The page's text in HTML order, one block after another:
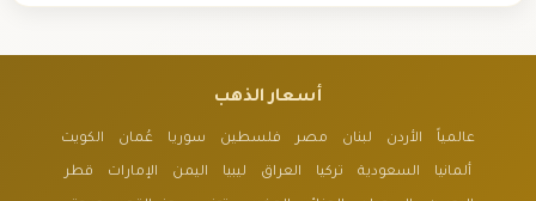
أسعار الذهب
عالمياً الأردن لبنان مصر فلسطين سوريا عُمان الكويت
ألمانيا السعودية تركيا العراق ليبيا اليمن الإمارات قطر